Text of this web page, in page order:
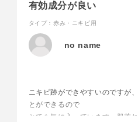
有効成分が良い
タイプ：赤み・ニキビ用
no name
ニキビ跡ができやすいのですが
とができるので
とても気に入っています。肌荒